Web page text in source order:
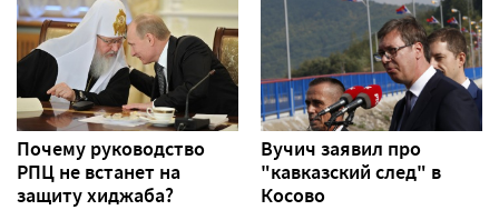
Почему руководство
РПЦ не встанет на
защиту хиджаба?
Вучич заявил про
"кавказский след" в
Косово